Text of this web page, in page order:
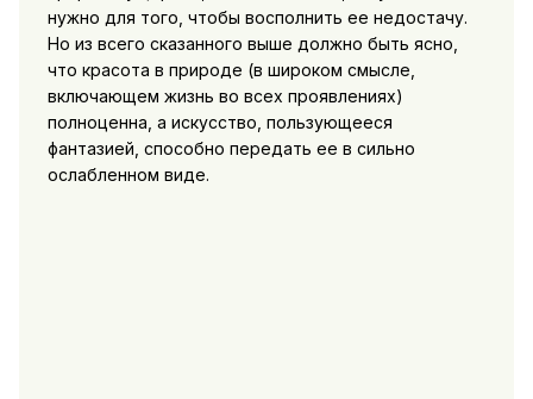
нужно для того, чтобы восполнить ее недостачу.
Но из всего сказанного выше должно быть ясно,
что красота в природе (в широком смысле,
включающем жизнь во всех проявлениях)
полноценна, а искусство, пользующееся
фантазией, способно передать ее в сильно
ослабленном виде.